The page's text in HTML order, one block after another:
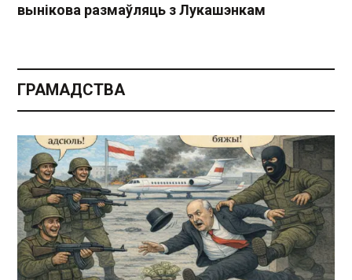
вынікова размаўляць з Лукашэнкам
ГРАМАДСТВА